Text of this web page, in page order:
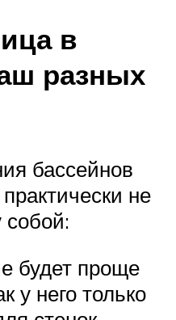
в
разных
бассейнов
не
будет проще
у него только